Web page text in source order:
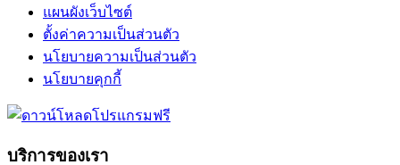
แผนผังเว็บไซต์
ตั้งค่าความเป็นส่วนตัว
นโยบายความเป็นส่วนตัว
นโยบายคุกกี้
บริการของเรา